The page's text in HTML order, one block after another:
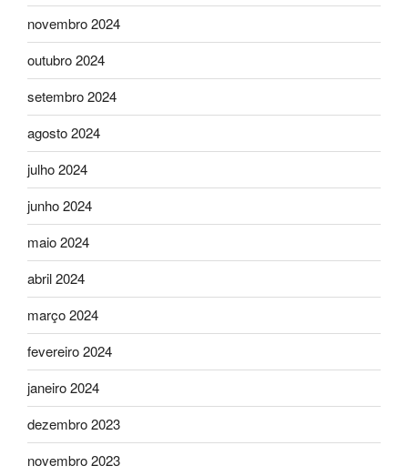
novembro 2024
outubro 2024
setembro 2024
agosto 2024
julho 2024
junho 2024
maio 2024
abril 2024
março 2024
fevereiro 2024
janeiro 2024
dezembro 2023
novembro 2023